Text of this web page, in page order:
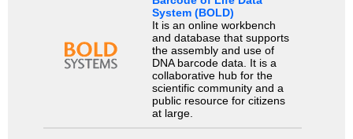
System (BOLD)
It is an online workbench
and database that supports
the assembly and use of
DNA barcode data. It is a
collaborative hub for the
scientific community and a
public resource for citizens
at large.